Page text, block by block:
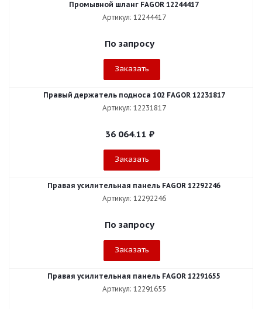
Промывной шланг FAGOR 12244417
Артикул: 12244417
По запросу
Заказать
Правый держатель подноса 102 FAGOR 12231817
Артикул: 12231817
36 064.11 ₽
Заказать
Правая усилительная панель FAGOR 12292246
Артикул: 12292246
По запросу
Заказать
Правая усилительная панель FAGOR 12291655
Артикул: 12291655